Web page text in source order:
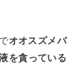
オオスズメバ
を貪っている